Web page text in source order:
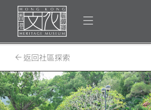
首
頁
打開選單
返回社區探索